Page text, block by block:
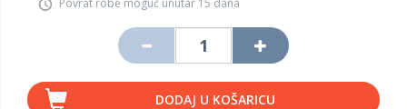
Povrat robe moguć unutar 15 dana
DODAJ U KOŠARICU